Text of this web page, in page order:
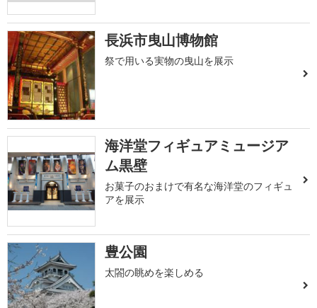
長浜市曳山博物館
祭で用いる実物の曳山を展示
海洋堂フィギュアミュージア
ム黒壁
お菓子のおまけで有名な海洋堂のフィギュ
アを展示
豊公園
太閤の眺めを楽しめる